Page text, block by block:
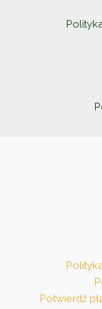
Potwierdź